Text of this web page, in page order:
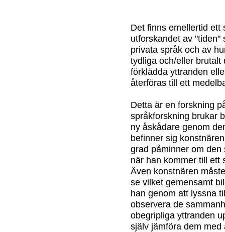
Det finns emellertid ett
utforskandet av "tiden"
privata språk och av
tydliga och/eller brutalt
förklädda yttranden
återföras till ett
Detta är en forskning
språkforskning brukar
ny åskådare genom
befinner sig
grad påminner om
när han kommer till ett
Även konstnären
se vilket gemensamt
han genom att lyssna
observera de
obegripliga yttranden
själv jämföra dem